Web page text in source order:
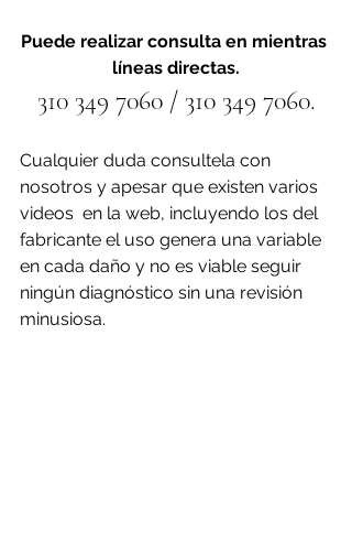
Puede realizar consulta en mientras
líneas directas.
310 349 7060 / 310 349 7060.
Cualquier duda consultela con
nosotros y apesar que existen varios
videos  en la web, incluyendo los del
fabricante el uso genera una variable
en cada daño y no es viable seguir
ningún diagnóstico sin una revisión
minusiosa.